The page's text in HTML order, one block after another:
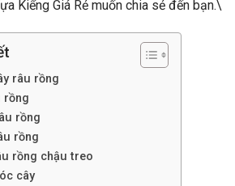
Kiểng Giá Rẻ muốn chia sẻ đến bạn.\
râu rồng
rồng
rồng
rồng
rồng chậu treo
cây